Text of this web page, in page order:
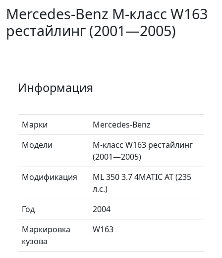
Mercedes-Benz M-класс W163
рестайлинг (2001—2005)
Информация
Марки
Mercedes-Benz
Модели
M-класс W163 рестайлинг
(2001—2005)
Модификация
ML 350 3.7 4MATIC AT (235
л.с.)
Год
2004
Маркировка
кузова
W163